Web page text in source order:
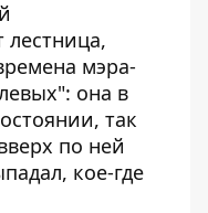
мэра-
она в
так
по ней
кое-где